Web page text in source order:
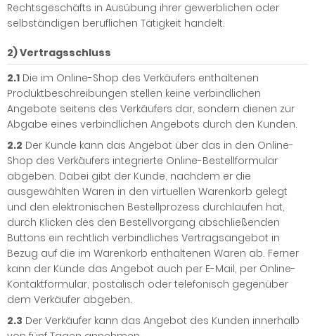
Rechtsgeschäfts in Ausübung ihrer gewerblichen oder
selbständigen beruflichen Tätigkeit handelt.
2) Vertragsschluss
2.1 Die im Online-Shop des Verkäufers enthaltenen
Produktbeschreibungen stellen keine verbindlichen
Angebote seitens des Verkäufers dar, sondern dienen zur
Abgabe eines verbindlichen Angebots durch den Kunden.
2.2 Der Kunde kann das Angebot über das in den Online-
Shop des Verkäufers integrierte Online-Bestellformular
abgeben. Dabei gibt der Kunde, nachdem er die
ausgewählten Waren in den virtuellen Warenkorb gelegt
und den elektronischen Bestellprozess durchlaufen hat,
durch Klicken des den Bestellvorgang abschließenden
Buttons ein rechtlich verbindliches Vertragsangebot in
Bezug auf die im Warenkorb enthaltenen Waren ab. Ferner
kann der Kunde das Angebot auch per E-Mail, per Online-
Kontaktformular, postalisch oder telefonisch gegenüber
dem Verkäufer abgeben.
2.3 Der Verkäufer kann das Angebot des Kunden innerhalb